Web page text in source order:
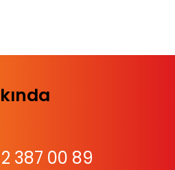
387 00 89